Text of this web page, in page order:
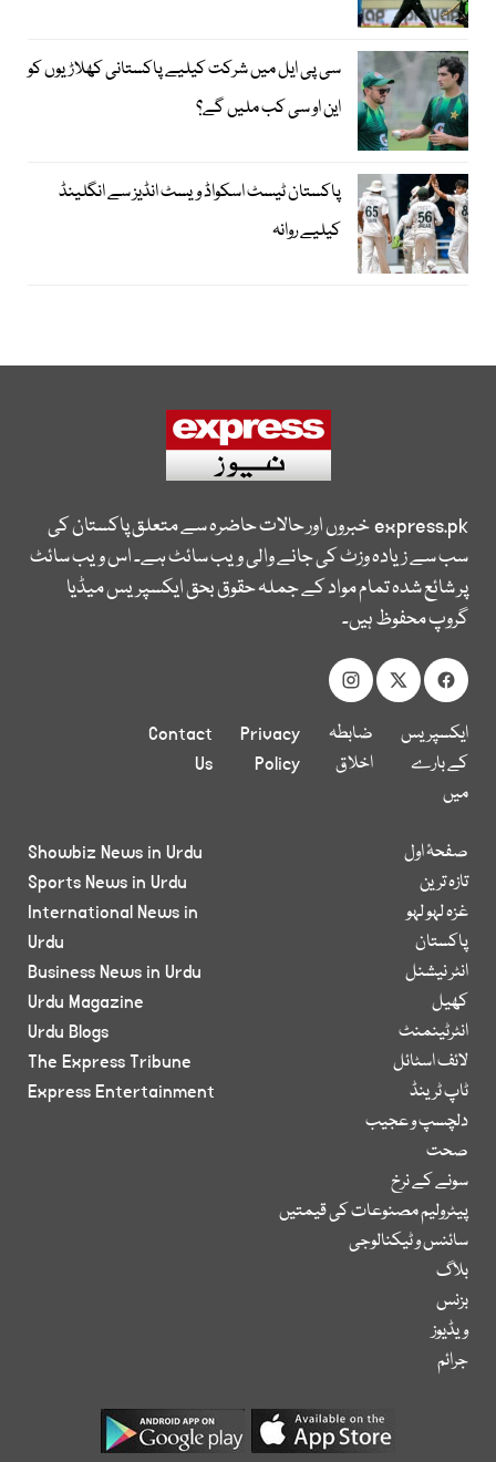
سی پی ایل میں شرکت کیلیے پاکستانی کھلاڑیوں کو
این او سی کب ملیں گے؟
پاکستان ٹیسٹ اسکواڈ ویسٹ انڈیز سے انگلینڈ
کیلیے روانہ
express.pkخبروں اور حالات حاضرہ سے متعلق پاکستان کی
سب سے زیادہ وزٹ کی جانے والی ویب سائٹ ہے۔ اس ویب سائٹ
پر شائع شدہ تمام مواد کے جملہ حقوق بحق ایکسپریس میڈیا
گروپ محفوظ ہیں۔
ایکسپریس
کے بارے
میں
ضابطہ
اخلاق
Privacy
Policy
Contact
Us
صفحۂ اول
تازہ ترین
غزہ لہو لہو
پاکستان
انٹر نیشنل
کھیل
انٹرٹینمنٹ
لائف اسٹائل
ٹاپ ٹرینڈ
دلچسپ و عجیب
صحت
سونے کے نرخ
پیٹرولیم مصنوعات کی قیمتیں
سائنس و ٹیکنالوجی
بلاگ
بزنس
ویڈیوز
جرائم
Showbiz News in Urdu
Sports News in Urdu
International News in
Urdu
Business News in Urdu
Urdu Magazine
Urdu Blogs
The Express Tribune
Express Entertainment